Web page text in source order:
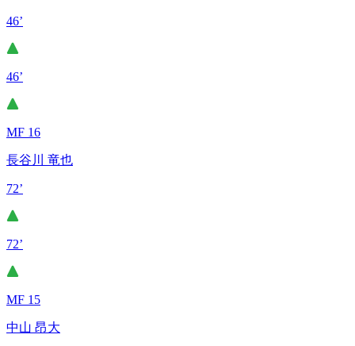
46’
46’
MF 16
長谷川 竜也
72’
72’
MF 15
中山 昂大